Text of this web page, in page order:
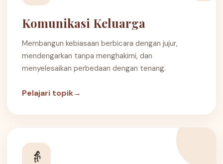
Komunikasi Keluarga
Membangun kebiasaan berbicara dengan jujur,
mendengarkan tanpa menghakimi, dan
menyelesaikan perbedaan dengan tenang.
Pelajari topik→
👵